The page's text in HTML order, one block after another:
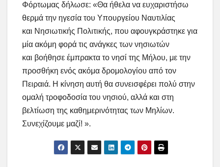
Φόρτωμας δήλωσε: «Θα ήθελα να ευχαριστήσω
θερμά την ηγεσία του Υπουργείου Ναυτιλίας
και Νησιωτικής Πολιτικής, που αφουγκράστηκε για
μία ακόμη φορά τις ανάγκες των νησιωτών
και βοήθησε έμπρακτα το νησί της Μήλου, με την
προσθήκη ενός ακόμα δρομολογίου από τον
Πειραιά. Η κίνηση αυτή θα συνεισφέρει πολύ στην
ομαλή τροφοδοσία του νησιού, αλλά και στη
βελτίωση της καθημερινότητας των Μηλίων.
Συνεχίζουμε μαζί! ».